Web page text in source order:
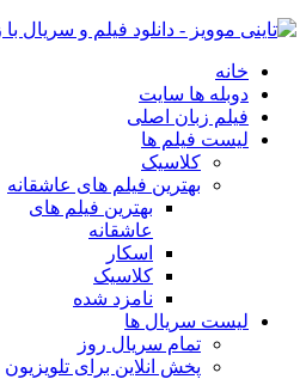
خانه
دوبله ها سایت
فیلم زبان اصلی
لیست فیلم ها
کلاسیک
بهترین فیلم های عاشقانه
بهترین فیلم های
عاشقانه
اسکار
کلاسیک
نامزد شده
لیست سریال ها
تمام سریال روز
پخش انلاین برای تلویزیون